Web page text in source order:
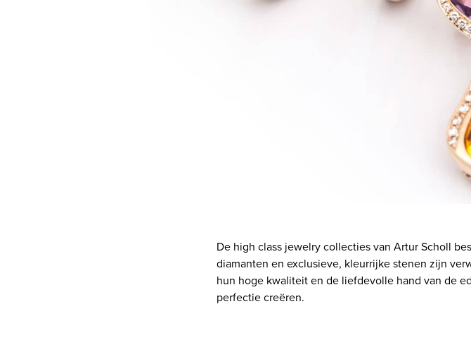
De high class jewelry collecties van Artur Scholl
diamanten en exclusieve, kleurrijke stenen zijn
hun hoge kwaliteit en de liefdevolle hand van de
perfectie creëren.